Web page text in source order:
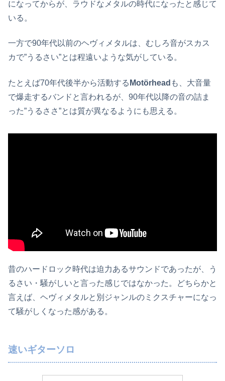
になってからが、ラウドなメタルの時代になったと感じて
いる。
一方で90年代以前のヘヴィメタルは、むしろ音がスカス
カで”うるさい”とは程遠いような気がしている。
たとえば70年代後半から活動する Motörhead も、大音量
で爆走するバンドと言われるが、90年代以降の音の詰ま
った”うるささ”とは質が異なるようにも思える。
昔のハードロック時代は迫力あるサウンドであったが、う
るさい・騒がしいと言った感じではなかった。どちらかと
言えば、ヘヴィメタルと別ジャンルのミクスチャーになっ
て騒がしくなった感がある。
速いギターソロ